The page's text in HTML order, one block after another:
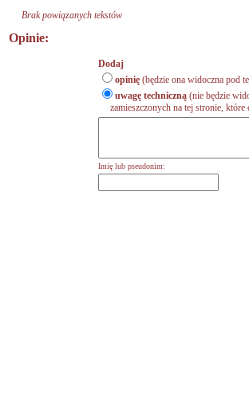
Brak powiązanych tekstów
Opinie:
Dodaj
opinię (będzie ona widoczna pod
uwagę techniczną (nie będzie
zamieszczonych na tej stronie, które
Imię lub pseudonim: